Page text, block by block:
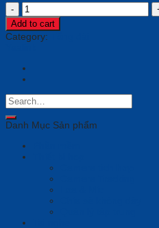
Cost-
effective
Microsoft
Certified
quantity
Add to cart
Category:
Danh Mục Sản phẩm